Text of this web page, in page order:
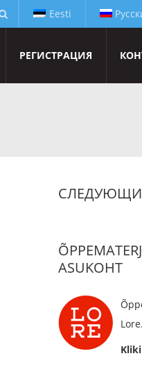
Eesti
РЕГИСТРАЦИЯ
ASUKOHT